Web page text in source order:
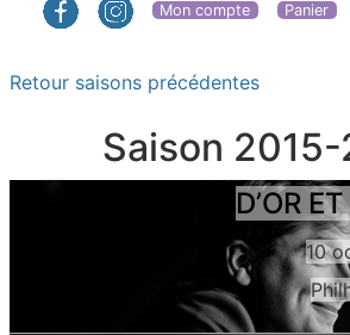
Mon compte Panier
Retour saisons précédentes
Saison
D’OR
10